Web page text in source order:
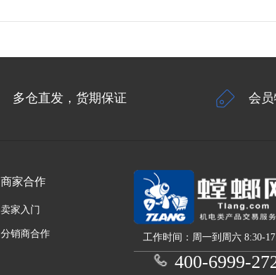
多仓直发，货期保证 会
商家合作
卖家入门
分销商合作 工作时间：周一到周六 8:30-
400-6999-